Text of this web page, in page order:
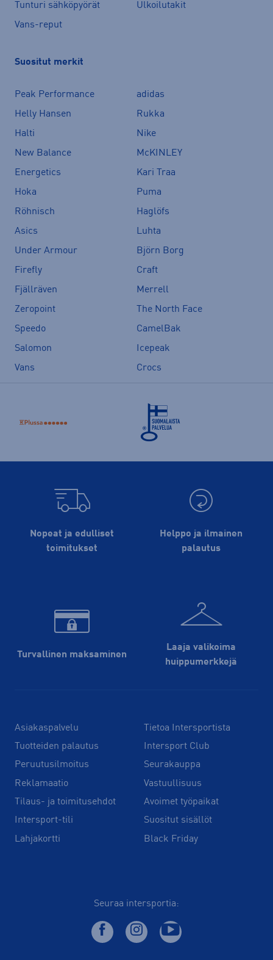
Tunturi sähköpyörät
Ulkoilutakit
Vans-reput
Suositut merkit
Peak Performance
adidas
Helly Hansen
Rukka
Halti
Nike
New Balance
McKINLEY
Energetics
Kari Traa
Hoka
Puma
Röhnisch
Haglöfs
Asics
Luhta
Under Armour
Björn Borg
Firefly
Craft
Fjällräven
Merrell
Zeropoint
The North Face
Speedo
CamelBak
Salomon
Icepeak
Vans
Crocs
Nopeat ja edulliset
toimitukset
Helppo ja ilmainen
palautus
Turvallinen maksaminen
Laaja valikoima
huippu­merkkejä
Asiakaspalvelu
Tuotteiden palautus
Peruutusilmoitus
Reklamaatio
Tilaus- ja toimitusehdot
Intersport-tili
Lahjakortti
Tietoa Intersportista
Intersport Club
Seurakauppa
Vastuullisuus
Avoimet työpaikat
Suositut sisällöt
Black Friday
Seuraa intersportia: